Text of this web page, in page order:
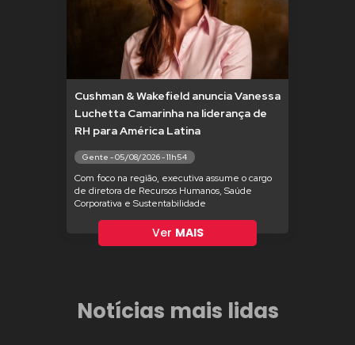
Cushman & Wakefield anuncia Vanessa
Luchetta Camarinha na liderança de
RH para América Latina
Gente - 05/08/2026 - 11h54
Com foco na região, executiva assume o cargo
de diretora de Recursos Humanos, Saúde
Corporativa e Sustentabilidade
Ver MAIS
Notícias mais lidas